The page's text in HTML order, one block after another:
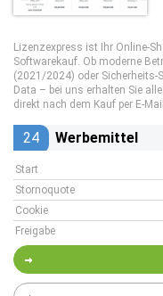
Lizenzexpress ist Ihr Online-
Softwarekauf. Ob moderne
(2021/2024) oder Sicherheits-
Data – bei uns erhalten Sie
direkt nach dem Kauf per E-
24 Werbemittel
Start
Stornoquote
Cookie
Freigabe